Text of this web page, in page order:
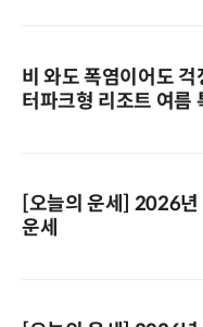
비 와도 폭염이어도
터파크형 리조트 여름
[오늘의 운세] 2026
운세